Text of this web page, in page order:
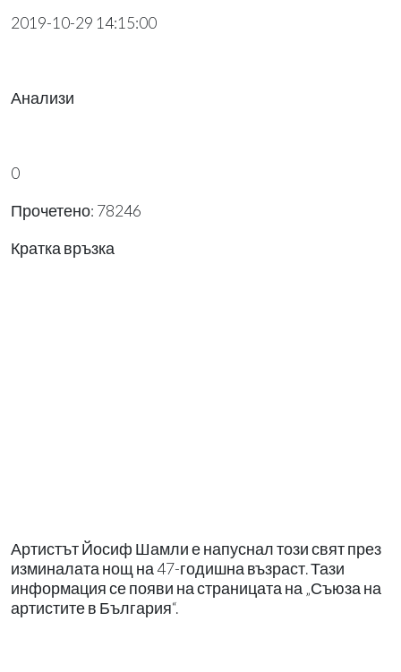
2019-10-29 14:15:00
Анализи
0
Прочетено: 78246
Кратка връзка
Артистът Йосиф Шамли е напуснал този свят през
изминалата нощ на 47-годишна възраст. Тази
информация се появи на страницата на „Съюза на
артистите в България“.